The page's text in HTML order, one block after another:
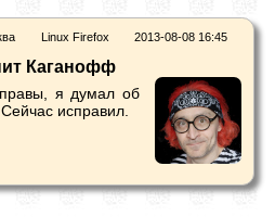
2013-08-08 16:45
Linux Firefox
Каганофф
я думал об
исправил.